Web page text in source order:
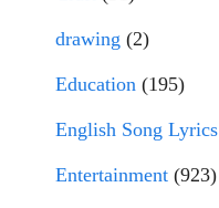
drawing (2)
Education (195)
English Song Lyrics
Entertainment (923)